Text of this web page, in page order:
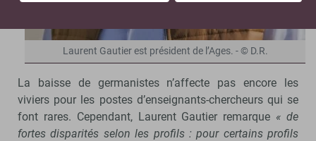
Laurent Gautier est président de l’Ages. - © D.R.
La baisse de germanistes n’affecte pas encore les
viviers pour les postes d’enseignants-chercheurs qui se
font rares. Cependant, Laurent Gautier remarque « de
fortes disparités selon les profils : pour certains profils